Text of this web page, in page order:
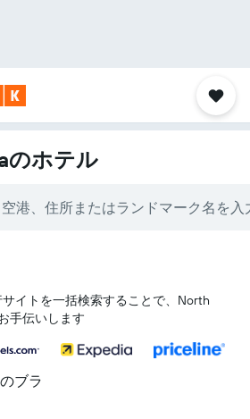
のホテル
港、住所またはランドマーク名を入
サイトを一括検索することで、North
手伝いします
ブラ